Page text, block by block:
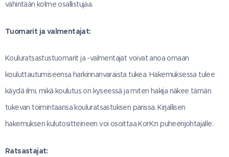
vähintään kolme osallistujaa.
Tuomarit ja valmentajat:
Kouluratsastustuomarit ja -valmentajat voivat anoa omaan
kouluttautumiseensa harkinnanvaraista tukea. Hakemuksessa tulee
käydä ilmi, mikä koulutus on kyseessä ja miten hakija näkee tämän
tukevan toimintaansa kouluratsastuksen parissa. Kirjallisen
hakemuksen kulutositteineen voi osoittaa KorK:n puheenjohtajalle.
Ratsastajat: